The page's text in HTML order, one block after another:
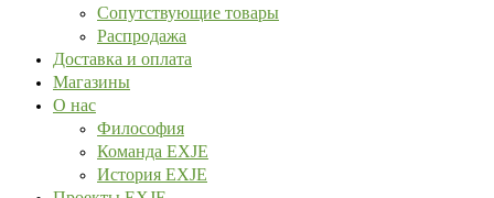
Сопутствующие товары
Распродажа
Доставка и оплата
Магазины
О нас
Философия
Команда EXJE
История EXJE